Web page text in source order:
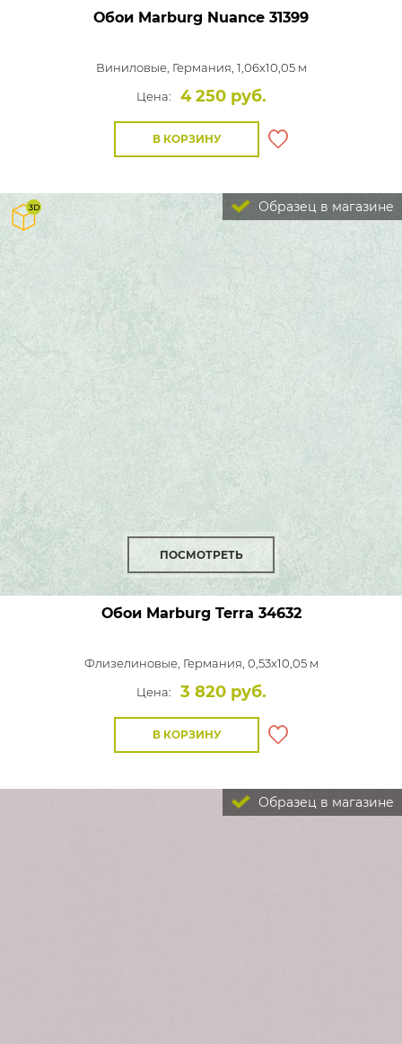
Обои Marburg Nuance 31399
Виниловые, Германия, 1,06x10,05 м
Цена:
4 250 руб.
В КОРЗИНУ
Образец в магазине
ПОСМОТРЕТЬ
Обои Marburg Terra 34632
Флизелиновые, Германия, 0,53x10,05 м
Цена:
3 820 руб.
В КОРЗИНУ
Образец в магазине